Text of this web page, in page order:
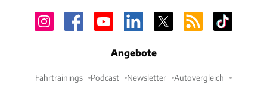
Angebote
Fahrtrainings Podcast Newsletter Autovergleich